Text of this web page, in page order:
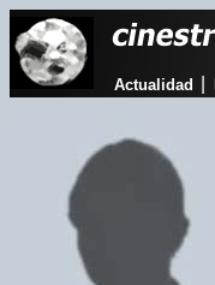
Actualidad